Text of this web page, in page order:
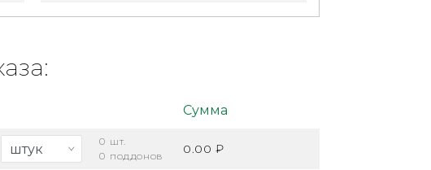
Сумма
0 шт.
0 поддонов 0.00 ₽